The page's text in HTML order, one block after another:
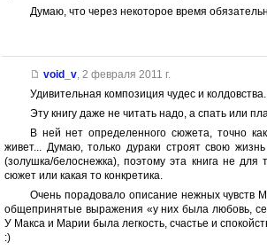
Думаю, что через некоторое время
void_v, 2 февраля 2011 г.
Удивительная композиция чудес и колдовства.
Эту книгу даже не читать надо, а спать или
В ней нет определенного сюжета, точно
живет... Думаю, только дураки строят свою
(золушка/белоснежка), поэтому эта книга не для
сюжет или какая то конкретика.
Очень порадовало описание нежных чувств
общепринятые выражения «у них была любовь,
У Макса и Марии была легкость, счастье и
:)